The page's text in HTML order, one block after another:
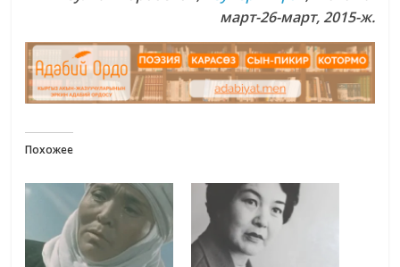
март-26-март, 2015-ж.
Похожее